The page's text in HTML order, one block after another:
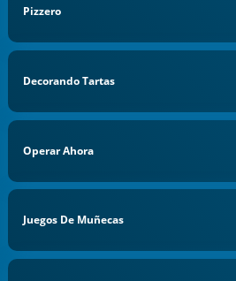
Pizzero
Decorando Tartas
Operar Ahora
Juegos De Muñecas